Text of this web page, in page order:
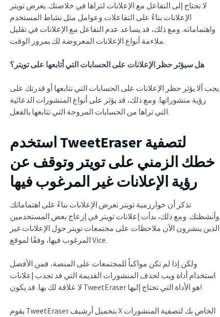
لا تحتاج إلى التفاعل مع الإعلانات لتراها في خلاصتك. يعرض تويتر
الإعلانات بناءً على التفاعلات وعوامل مثل نشاط المستخدم
واهتماماته. ومع ذلك، قد يساعد عدم التفاعل مع الإعلانات في تقليل
ملاءمة أنواع الإعلانات المعروضة لك بمرور الوقت.
هل سيؤثر حظر الإعلانات على الحسابات التي أتابعها على تويتر؟
يجب ألا يؤثر حظر الإعلانات على الحسابات التي تتابعها أو قدرتك على
رؤية منشوراتها. ومع ذلك، قد يؤثر على أنواع المنشورات الدعائية
التي تراها من الحسابات المروجة التي تتابعها بالفعل.
استخدم TweetEraser لتصفية
خطك الزمني على تويتر وتوقف عن
رؤية الإعلانات غير المرغوب فيها
تذكر أن خوارزمية تويتر تعرض الإعلانات بناءً على اهتماماتك
وأنشطتك. ومع ذلك، بدأت إعلانات تويتر في إزعاج بعض المستخدمين
الذين ينشرون الآن ملاحظات على مجتمعات تويتر حول الإعلانات غير
المرغوب فيها، وفقًا لموقع Vice.
ولكن إذا لم تكن مواكباً للمجتمعات على المنصة، فمن الأفضل
استخدام أداة ويب لحذف المنشورات القديمة التي قد تجذب إعلانات
لا علاقة لك بها. قد يكون TweetEraser هو الأداة التي تحتاج إليها!
يقوم TweetEraser بتحميل أرشيف X الخاص بك لتصفية المنشورات